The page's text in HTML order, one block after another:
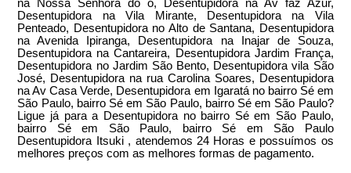
na Nossa Senhora do ó, Desentupidora na Av faz Azur,
Desentupidora na Vila Mirante, Desentupidora na Vila
Penteado, Desentupidora no Alto de Santana, Desentupidora
na Avenida Ipiranga, Desentupidora na Inajar de Souza,
Desentupidora na Cantareira, Desentupidora Jardim França,
Desentupidora no Jardim São Bento, Desentupidora vila São
José, Desentupidora na rua Carolina Soares, Desentupidora
na Av Casa Verde, Desentupidora em Igaratá no bairro Sé em
São Paulo, bairro Sé em São Paulo, bairro Sé em São Paulo?
Ligue já para a Desentupidora no bairro Sé em São Paulo,
bairro Sé em São Paulo, bairro Sé em São Paulo
Desentupidora Itsuki , atendemos 24 Horas e possuímos os
melhores preços com as melhores formas de pagamento.